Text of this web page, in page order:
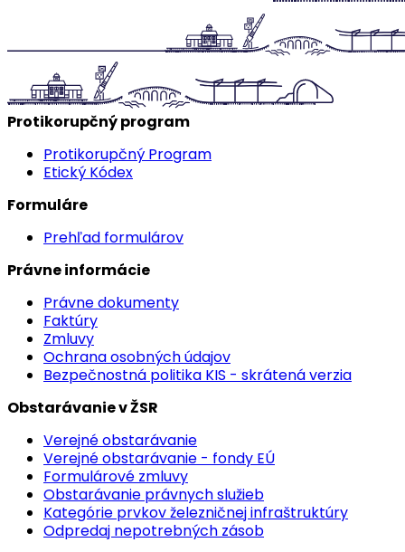
Protikorupčný program
Protikorupčný Program
Etický Kódex
Formuláre
Prehľad formulárov
Právne informácie
Právne dokumenty
Faktúry
Zmluvy
Ochrana osobných údajov
Bezpečnostná politika KIS - skrátená verzia
Obstarávanie v ŽSR
Verejné obstarávanie
Verejné obstarávanie - fondy EÚ
Formulárové zmluvy
Obstarávanie právnych služieb
Kategórie prvkov železničnej infraštruktúry
Odpredaj nepotrebných zásob